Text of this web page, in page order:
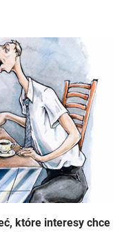
które interesy chce